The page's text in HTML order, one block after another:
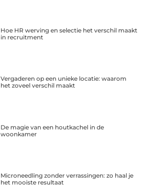
Hoe HR werving en selectie het verschil maakt
in recruitment
Vergaderen op een unieke locatie: waarom
het zoveel verschil maakt
De magie van een houtkachel in de
woonkamer
Microneedling zonder verrassingen: zo haal je
het mooiste resultaat